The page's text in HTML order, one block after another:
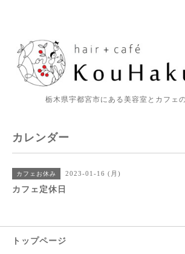
栃木県宇都宮市にある美容室とカフェ
カレンダー
カフェお休み 2023-01-16 (月)
カフェ定休日
トップページ